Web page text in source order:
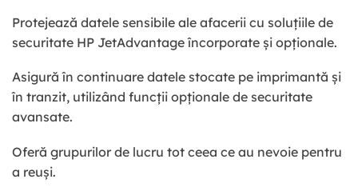
Protejează datele sensibile ale afacerii cu soluțiile de
securitate HP JetAdvantage încorporate și opționale.
Asigură în continuare datele stocate pe imprimantă și
în tranzit, utilizând funcții opționale de securitate
avansate.
Oferă grupurilor de lucru tot ceea ce au nevoie pentru
a reuși.